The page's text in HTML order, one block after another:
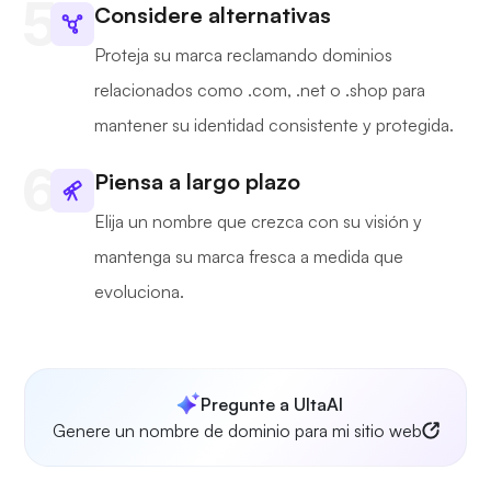
Considere alternativas
Proteja su marca reclamando dominios
relacionados como .com, .net o .shop para
mantener su identidad consistente y protegida.
Piensa a largo plazo
Elija un nombre que crezca con su visión y
mantenga su marca fresca a medida que
evoluciona.
Pregunte a UltaAI
Genere un nombre de dominio para mi sitio web